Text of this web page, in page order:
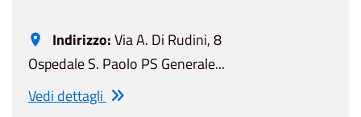
Indirizzo:Via A. Di Rudini, 8
Ospedale S. Paolo PS Generale...
Vedi dettagli